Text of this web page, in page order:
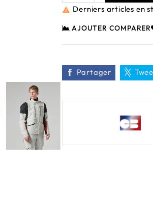
 Derniers articles en
AJOUTER COMPARER
Partager